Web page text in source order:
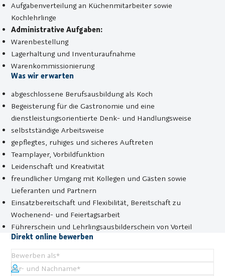
Aufgabenverteilung an Küchenmitarbeiter sowie
Kochlehrlinge
Administrative Aufgaben:
Warenbestellung
Lagerhaltung und Inventuraufnahme
Warenkommissionierung
Was wir erwarten
abgeschlossene Berufsausbildung als Koch
Begeisterung für die Gastronomie und eine
dienstleistungsorientierte Denk- und Handlungsweise
selbstständige Arbeitsweise
gepflegtes, ruhiges und sicheres Auftreten
Teamplayer, Vorbildfunktion
Leidenschaft und Kreativität
freundlicher Umgang mit Kollegen und Gästen sowie
Lieferanten und Partnern
Einsatzbereitschaft und Flexibilität, Bereitschaft zu
Wochenend- und Feiertagsarbeit
Führerschein und Lehrlingsausbilderschein von Vorteil
Direkt online bewerben
Bewerben als*
Vor- und Nachname*